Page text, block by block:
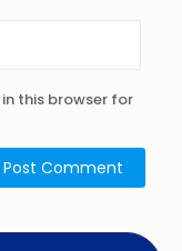
this browser for